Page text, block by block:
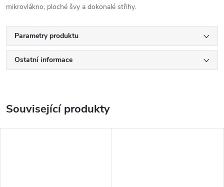
mikrovlákno, ploché švy a dokonalé střihy.
Parametry produktu
Ostatní informace
Související produkty